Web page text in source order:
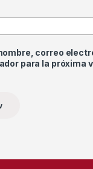
correo
para la próxima